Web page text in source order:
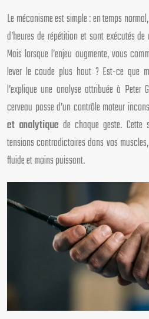
Le mécanisme est simple : en temps
d’heures de répétition et sont exécutés
Mais lorsque l’enjeu augmente, vous
lever le coude plus haut ? Est-ce que
l’explique une analyse attribuée à Peter
cerveau passe d’un contrôle moteur
et analytique de chaque geste.
tensions contradictoires dans vos
fluide et moins puissant.